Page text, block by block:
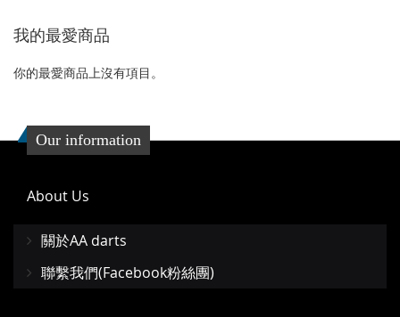
我的最愛商品
你的最愛商品上沒有項目。
Our information
About Us
關於AA darts
聯繫我們(Facebook粉絲團)